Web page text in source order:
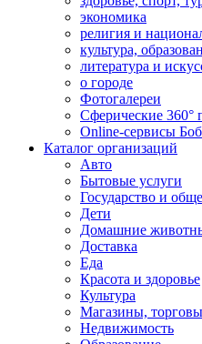
экономика
религия и
культура,
литература и
о городе
Фотогалереи
Сферические 360°
Online-сервисы
Каталог организаций
Авто
Бытовые услуги
Государство и
Дети
Домашние
Доставка
Еда
Красота и здоровье
Культура
Магазины,
Недвижимость